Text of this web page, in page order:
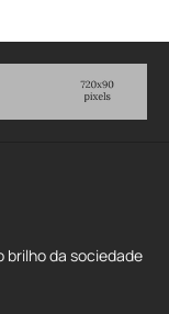
brilho da sociedade